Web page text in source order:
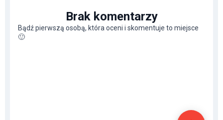
Brak komentarzy
Bądź pierwszą osobą, która oceni i skomentuje to miejsce
🙂